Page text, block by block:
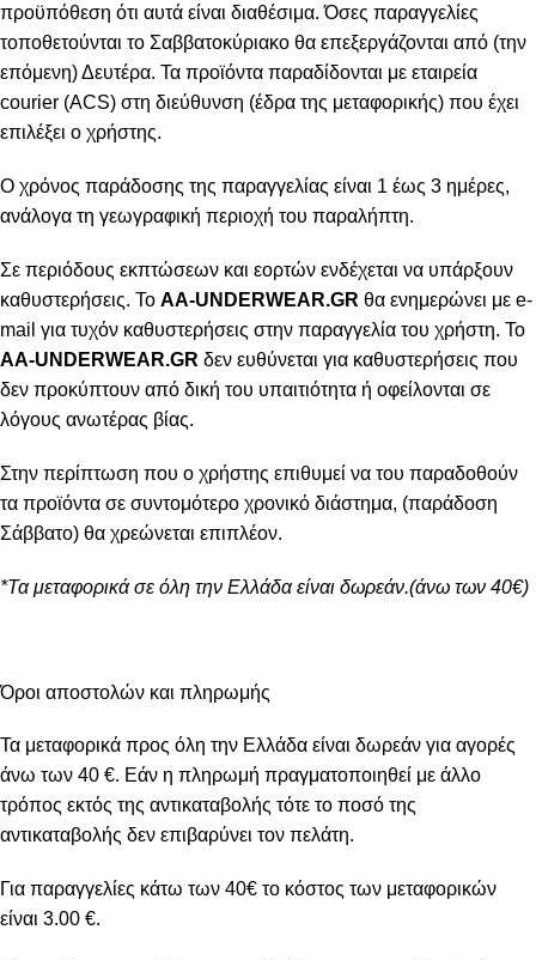
προϋπόθεση ότι αυτά είναι διαθέσιμα. Όσες παραγγελίες
τοποθετούνται το Σαββατοκύριακο θα επεξεργάζονται από (την
επόμενη) Δευτέρα. Τα προϊόντα παραδίδονται με εταιρεία
courier (ACS) στη διεύθυνση (έδρα της μεταφορικής) που έχει
επιλέξει ο χρήστης.
Ο χρόνος παράδοσης της παραγγελίας είναι 1 έως 3 ημέρες,
ανάλογα τη γεωγραφική περιοχή του παραλήπτη.
Σε περιόδους εκπτώσεων και εορτών ενδέχεται να υπάρξουν
καθυστερήσεις. Το AA-UNDERWEAR.GR θα ενημερώνει με e-
mail για τυχόν καθυστερήσεις στην παραγγελία του χρήστη. Το
AA-UNDERWEAR.GR δεν ευθύνεται για καθυστερήσεις που
δεν προκύπτουν από δική του υπαιτιότητα ή οφείλονται σε
λόγους ανωτέρας βίας.
Στην περίπτωση που ο χρήστης επιθυμεί να του παραδοθούν
τα προϊόντα σε συντομότερο χρονικό διάστημα, (παράδοση
Σάββατο) θα χρεώνεται επιπλέον.
*Τα μεταφορικά σε όλη την Ελλάδα είναι δωρεάν.(άνω των 40€)
Όροι αποστολών και πληρωμής
Τα μεταφορικά προς όλη την Ελλάδα είναι δωρεάν για αγορές
άνω των 40 €. Εάν η πληρωμή πραγματοποιηθεί με άλλο
τρόπος εκτός της αντικαταβολής τότε το ποσό της
αντικαταβολής δεν επιβαρύνει τον πελάτη.
Για παραγγελίες κάτω των 40€ το κόστος των μεταφορικών
είναι 3.00 €.